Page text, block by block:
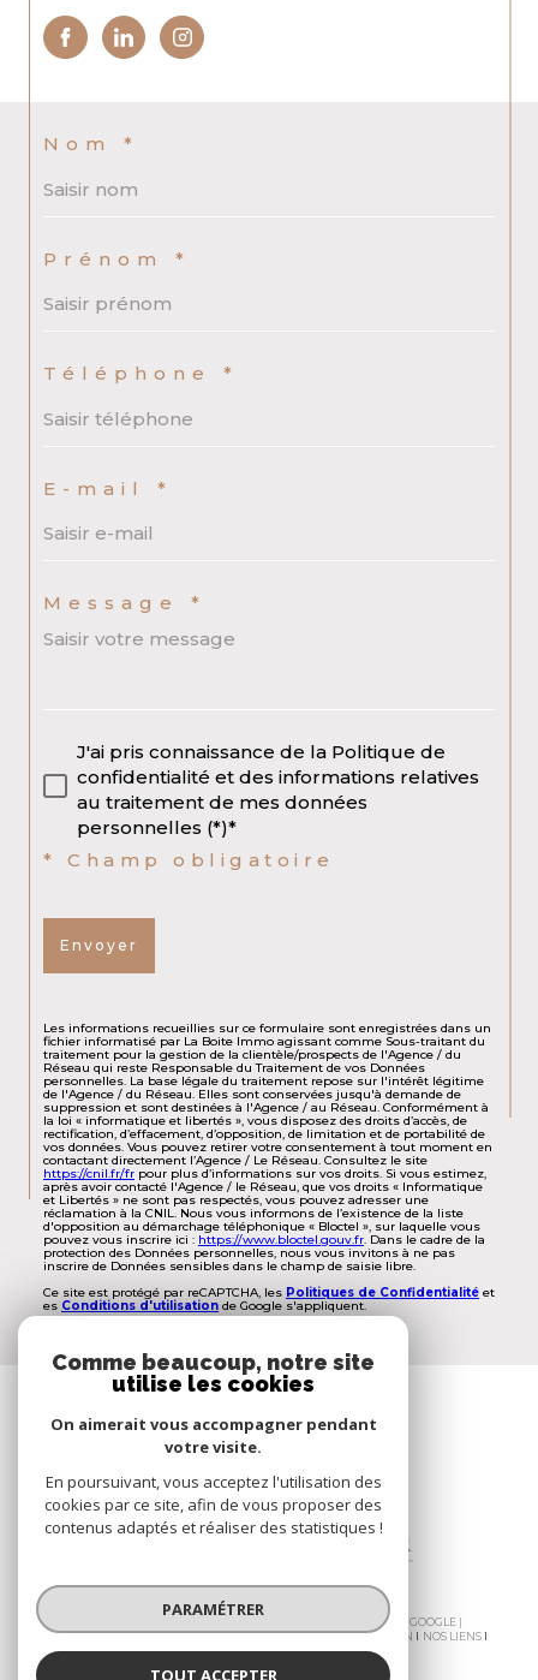
Nom *
Prénom *
Téléphone *
E-mail *
Message *
J'ai pris connaissance de la Politique de
confidentialité et des informations relatives
au traitement de mes données
personnelles (*)*
* Champ obligatoire
Envoyer
Les informations recueillies sur ce formulaire sont enregistrées dans un
fichier informatisé par La Boite Immo agissant comme Sous-traitant du
traitement pour la gestion de la clientèle/prospects de l'Agence / du
Réseau qui reste Responsable du Traitement de vos Données
personnelles. La base légale du traitement repose sur l'intérêt légitime
de l'Agence / du Réseau. Elles sont conservées jusqu'à demande de
suppression et sont destinées à l'Agence / au Réseau. Conformément à
la loi « informatique et libertés », vous disposez des droits d’accès, de
rectification, d’effacement, d’opposition, de limitation et de portabilité de
vos données. Vous pouvez retirer votre consentement à tout moment en
contactant directement l’Agence / Le Réseau. Consultez le site
https://cnil.fr/fr pour plus d’informations sur vos droits. Si vous estimez,
après avoir contacté l'Agence / le Réseau, que vos droits « Informatique
et Libertés » ne sont pas respectés, vous pouvez adresser une
réclamation à la CNIL. Nous vous informons de l’existence de la liste
d'opposition au démarchage téléphonique « Bloctel », sur laquelle vous
pouvez vous inscrire ici : https://www.bloctel.gouv.fr. Dans le cadre de la
protection des Données personnelles, nous vous invitons à ne pas
inscrire de Données sensibles dans le champ de saisie libre.
Ce site est protégé par reCAPTCHA, les Politiques de Confidentialité et
es Conditions d'utilisation de Google s'appliquent.
Espace
PROPRIÉTAIRE
Se connecter
© 2026 | TOUS DROITS RÉSERVÉS | TRADUCTION POWERED BY GOOGLE |
NOS HONORAIRES
PLAN DU SITE MENTIONS LÉGALES ADMIN
NOS LIENS
POLITIQUE RGPD
COOKIES
Comme beaucoup, notre site
utilise les cookies
On aimerait vous accompagner pendant
votre visite.
En poursuivant, vous acceptez l'utilisation des
cookies par ce site, afin de vous proposer des
contenus adaptés et réaliser des statistiques !
PARAMÉTRER
TOUT ACCEPTER